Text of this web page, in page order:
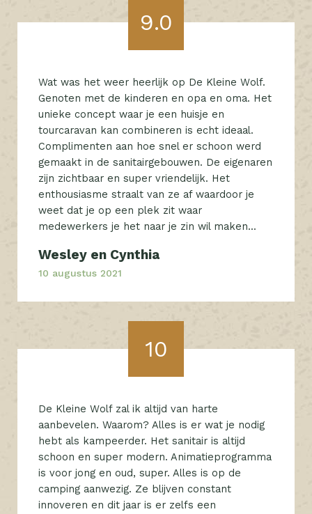
9.0
Wat was het weer heerlijk op De Kleine Wolf.
Genoten met de kinderen en opa en oma. Het
unieke concept waar je een huisje en
tourcaravan kan combineren is echt ideaal.
Complimenten aan hoe snel er schoon werd
gemaakt in de sanitairgebouwen. De eigenaren
zijn zichtbaar en super vriendelijk. Het
enthousiasme straalt van ze af waardoor je
weet dat je op een plek zit waar
medewerkers je het naar je zin wil maken...
Wesley en Cynthia
10 augustus 2021
10
De Kleine Wolf zal ik altijd van harte
aanbevelen. Waarom? Alles is er wat je nodig
hebt als kampeerder. Het sanitair is altijd
schoon en super modern. Animatieprogramma
is voor jong en oud, super. Alles is op de
camping aanwezig. Ze blijven constant
innoveren en dit jaar is er zelfs een